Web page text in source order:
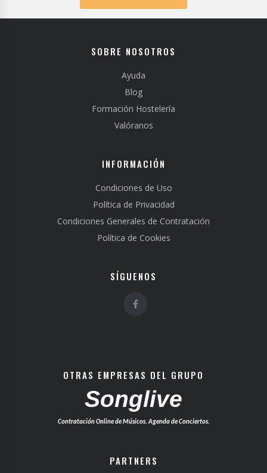
SOBRE NOSOTROS
Ayuda
Blog
Formación Hostelería
Valóranos
INFORMACIÓN
Condiciones de Uso
Política de Privacidad
Condiciones Generales de Contratación
Política de Cookies
SÍGUENOS
OTRAS EMPRESAS DEL GRUPO
Songlive
Contratación Online de Músicos. Agenda de Conciertos.
PARTNERS